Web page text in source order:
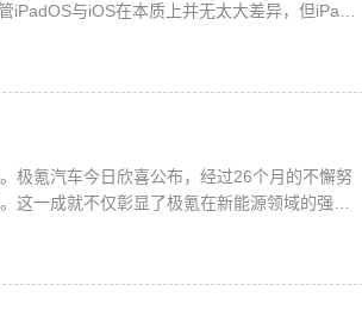
iPadOS与iOS在本质上并无太大差异，但iPad
极氪汽车今日欣喜公布，经过26个月的不懈努
这一成就不仅彰显了极氪在新能源领域的强劲